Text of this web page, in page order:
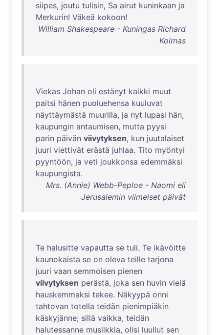
siipes, joutu tulisin, Sa airut kuninkaan ja
Merkurin! Väkeä kokoon!
William Shakespeare - Kuningas Richard
Kolmas
Viekas Johan oli estänyt kaikki muut
paitsi hänen puoluehensa kuuluvat
näyttäymästä muurilla, ja nyt lupasi hän,
kaupungin antaumisen, mutta pyysi
parin päivän viivytyksen, kun juutalaiset
juuri viettivät erästä juhlaa. Tito myöntyi
pyyntöön, ja veti joukkonsa edemmäksi
kaupungista.
Mrs. (Annie) Webb-Peploe - Naomi eli
Jerusalemin viimeiset päivät
Te halusitte vapautta se tuli. Te ikävöitte
kaunokaista se on oleva teille tarjona
juuri vaan semmoisen pienen
viivytyksen perästä, joka sen huvin vielä
hauskemmaksi tekee. Näkyypä onni
tahtovan totella teidän pienimpiäkin
käskyjänne; sillä vaikka, teidän
halutessanne musiikkia, olisi luullut sen